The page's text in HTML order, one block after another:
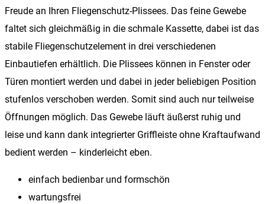
Freude an Ihren Fliegenschutz-Plissees. Das feine Gewebe
faltet sich gleichmäßig in die schmale Kassette, dabei ist das
stabile Fliegenschutzelement in drei verschiedenen
Einbautiefen erhältlich. Die Plissees können in Fenster oder
Türen montiert werden und dabei in jeder beliebigen Position
stufenlos verschoben werden. Somit sind auch nur teilweise
Öffnungen möglich. Das Gewebe läuft äußerst ruhig und
leise und kann dank integrierter Griffleiste ohne Kraftaufwand
bedient werden – kinderleicht eben.
einfach bedienbar und formschön
wartungsfrei